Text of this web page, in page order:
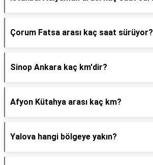
Çorum Fatsa arası kaç saat sürüyor?
Sinop Ankara kaç km'dir?
Afyon Kütahya arası kaç km?
Yalova hangi bölgeye yakın?